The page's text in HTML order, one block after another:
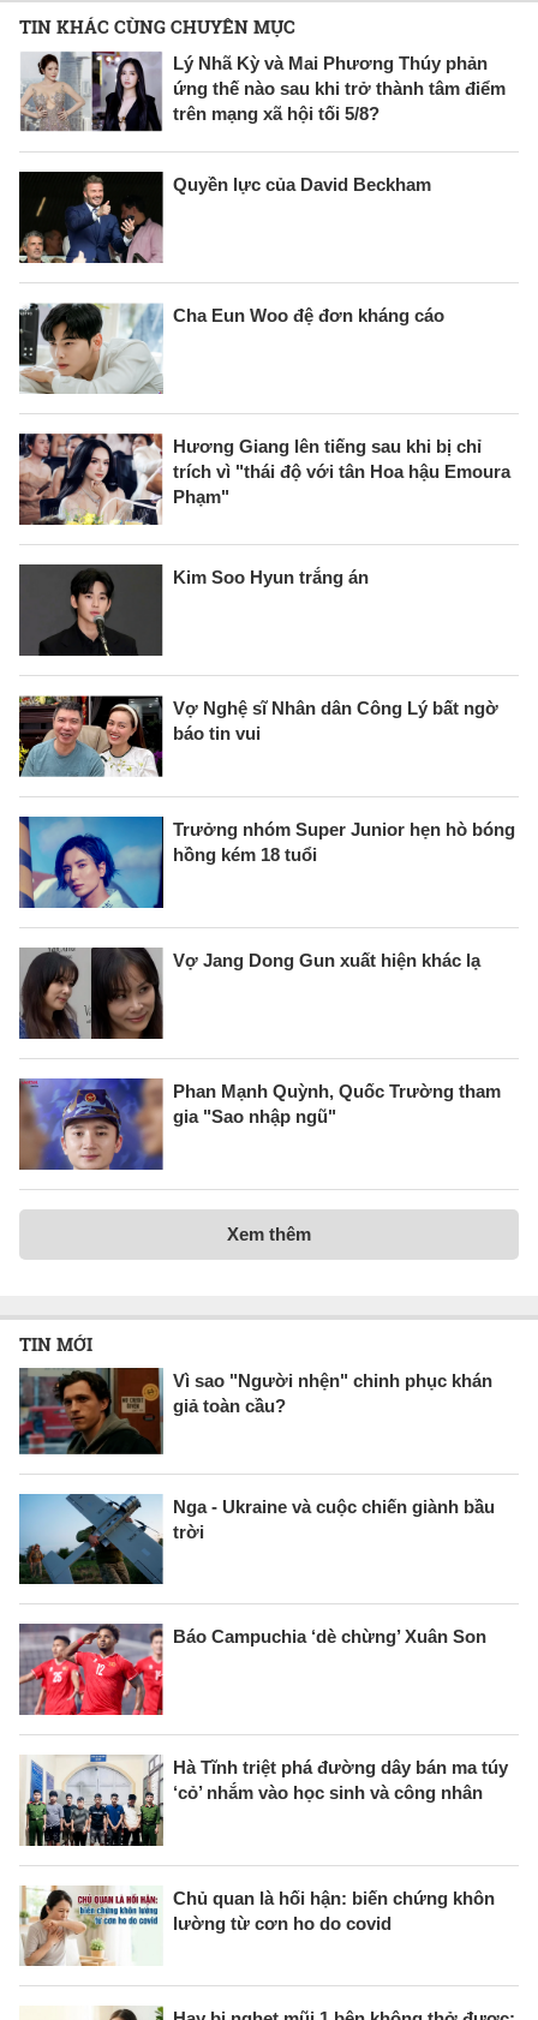
TIN KHÁC CÙNG CHUYÊN MỤC
Lý Nhã Kỳ và Mai Phương Thúy phản
ứng thế nào sau khi trở thành tâm điểm
trên mạng xã hội tối 5/8?
Quyền lực của David Beckham
Cha Eun Woo đệ đơn kháng cáo
Hương Giang lên tiếng sau khi bị chỉ
trích vì "thái độ với tân Hoa hậu Emoura
Phạm"
Kim Soo Hyun trắng án
Vợ Nghệ sĩ Nhân dân Công Lý bất ngờ
báo tin vui
Trưởng nhóm Super Junior hẹn hò bóng
hồng kém 18 tuổi
Vợ Jang Dong Gun xuất hiện khác lạ
Phan Mạnh Quỳnh, Quốc Trường tham
gia "Sao nhập ngũ"
Xem thêm
TIN MỚI
Vì sao "Người nhện" chinh phục khán
giả toàn cầu?
Nga - Ukraine và cuộc chiến giành bầu
trời
Báo Campuchia ‘dè chừng’ Xuân Son
Hà Tĩnh triệt phá đường dây bán ma túy
‘cỏ’ nhắm vào học sinh và công nhân
Chủ quan là hối hận: biến chứng khôn
lường từ cơn ho do covid